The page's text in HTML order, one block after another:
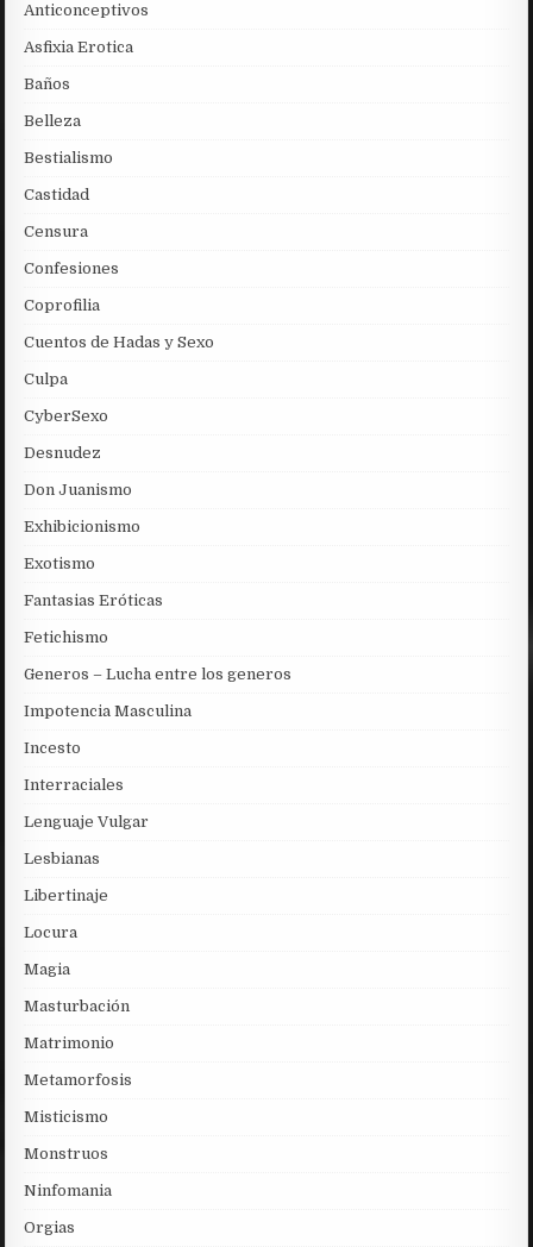
Anticonceptivos
Asfixia Erotica
Baños
Belleza
Bestialismo
Castidad
Censura
Confesiones
Coprofilia
Cuentos de Hadas y Sexo
Culpa
CyberSexo
Desnudez
Don Juanismo
Exhibicionismo
Exotismo
Fantasias Eróticas
Fetichismo
Generos – Lucha entre los generos
Impotencia Masculina
Incesto
Interraciales
Lenguaje Vulgar
Lesbianas
Libertinaje
Locura
Magia
Masturbación
Matrimonio
Metamorfosis
Misticismo
Monstruos
Ninfomania
Orgias